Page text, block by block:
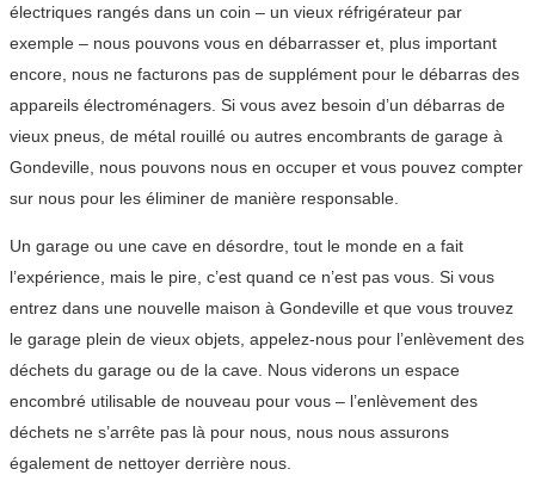
électriques rangés dans un coin – un vieux réfrigérateur par
exemple – nous pouvons vous en débarrasser et, plus important
encore, nous ne facturons pas de supplément pour le débarras des
appareils électroménagers. Si vous avez besoin d’un débarras de
vieux pneus, de métal rouillé ou autres encombrants de garage à
Gondeville, nous pouvons nous en occuper et vous pouvez compter
sur nous pour les éliminer de manière responsable.
Un garage ou une cave en désordre, tout le monde en a fait
l’expérience, mais le pire, c’est quand ce n’est pas vous. Si vous
entrez dans une nouvelle maison à Gondeville et que vous trouvez
le garage plein de vieux objets, appelez-nous pour l’enlèvement des
déchets du garage ou de la cave. Nous viderons un espace
encombré utilisable de nouveau pour vous – l’enlèvement des
déchets ne s’arrête pas là pour nous, nous nous assurons
également de nettoyer derrière nous.